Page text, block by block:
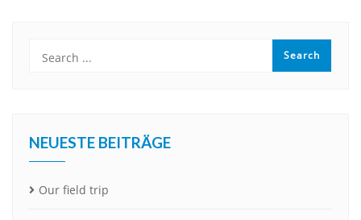
NEUESTE BEITRÄGE
Our field trip